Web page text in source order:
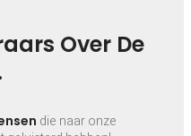
Over De
die naar onze